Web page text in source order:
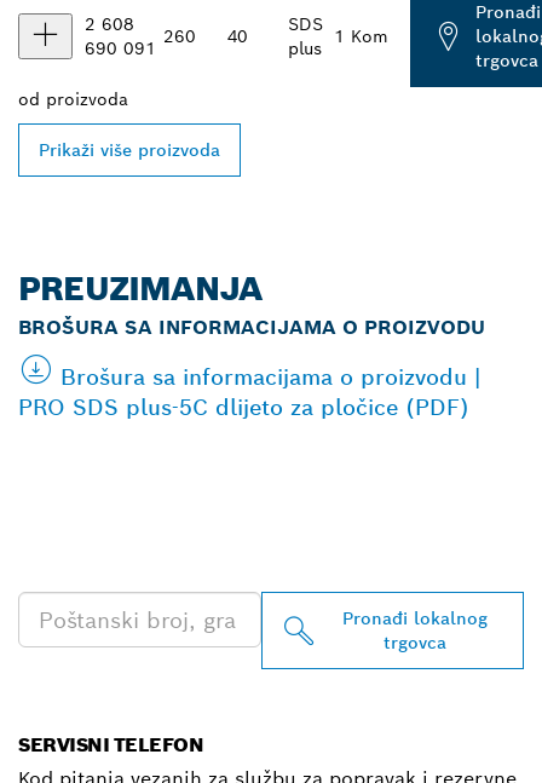
2 608
690 091
260 40
SDS
plus
1 Kom
Pronađi
trgovca
od proizvoda
Prikaži više proizvoda
PREUZIMANJA
BROŠURA SA INFORMACIJAMA O PROIZVODU
Brošura sa informacijama o proizvodu |
PRO SDS plus-5C dlijeto za pločice (PDF)
Pronađi lokalnog
trgovca
SERVISNI TELEFON